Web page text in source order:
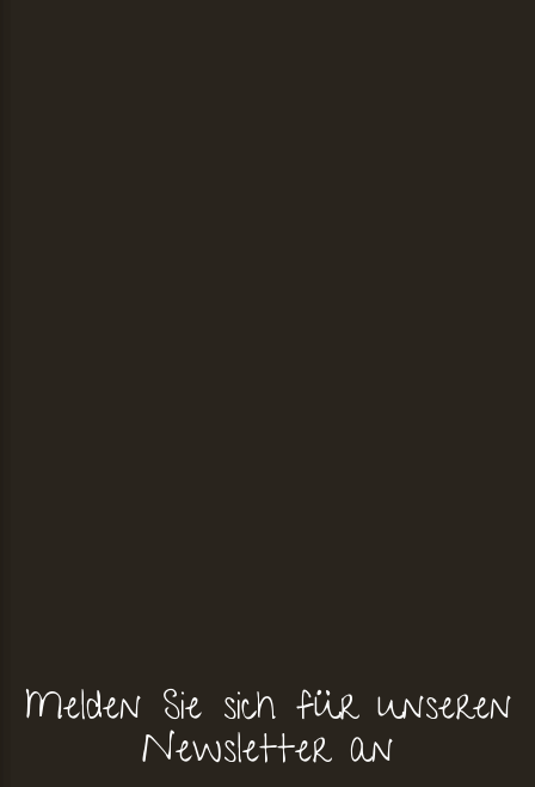
Melden Sie sich für unseren
Newsletter an